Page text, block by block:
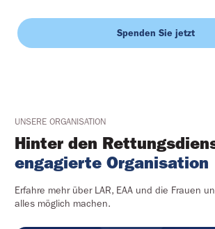
Spenden Sie jetzt
UNSERE ORGANISATION
Hinter den
engagierte Organisation
Erfahre mehr über LAR, EAA und die Frauen
alles möglich machen.